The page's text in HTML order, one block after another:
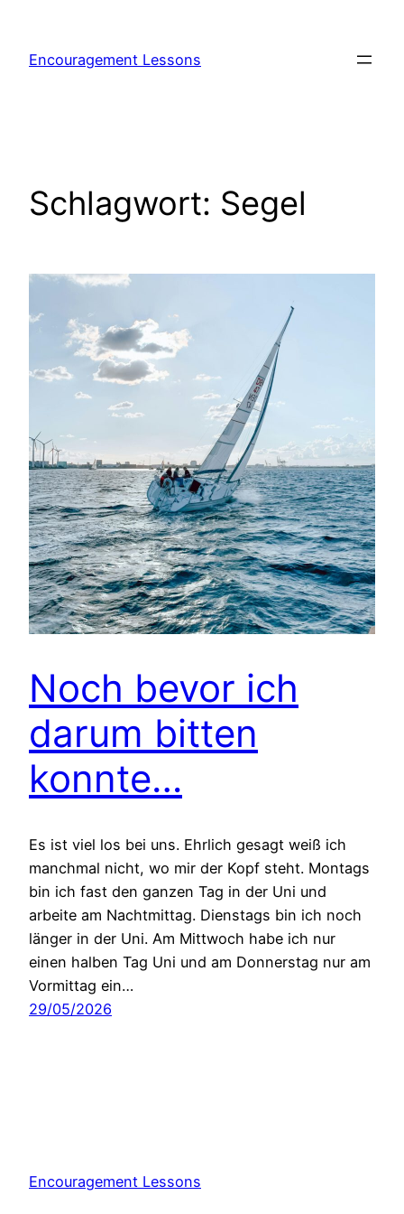
Encouragement Lessons
Schlagwort: Segel
Noch bevor ich
darum bitten
konnte…
Es ist viel los bei uns. Ehrlich gesagt weiß ich
manchmal nicht, wo mir der Kopf steht. Montags
bin ich fast den ganzen Tag in der Uni und
arbeite am Nachtmittag. Dienstags bin ich noch
länger in der Uni. Am Mittwoch habe ich nur
einen halben Tag Uni und am Donnerstag nur am
Vormittag ein…
29/05/2026
Encouragement Lessons